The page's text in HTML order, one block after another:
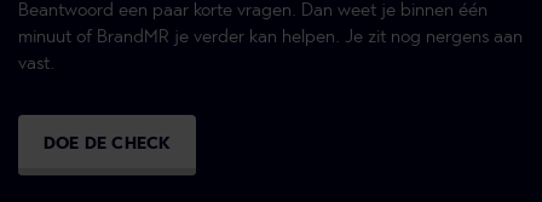
Beantwoord een paar korte vragen. Dan weet je binnen één
minuut of BrandMR je verder kan helpen. Je zit nog nergens aan
vast.
DOE DE CHECK